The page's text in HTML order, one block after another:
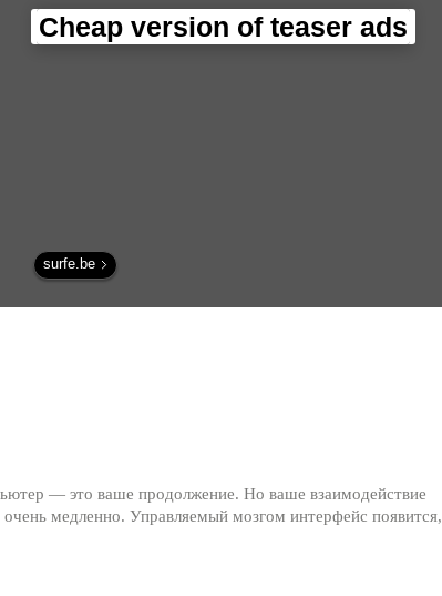
Cheap version of teaser ads
surfe.be
— это ваше продолжение. Но ваше взаимодействие
медленно. Управляемый мозгом интерфейс появится,